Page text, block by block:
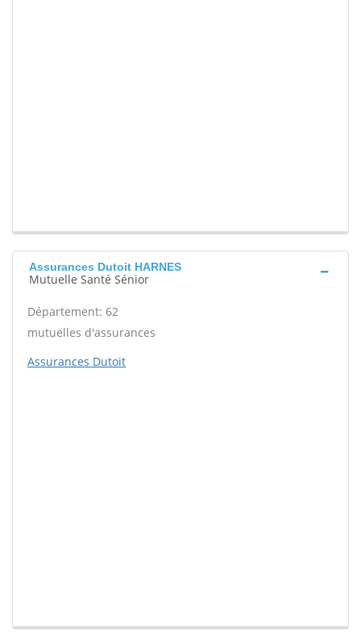
Assurances Dutoit HARNES
Mutuelle Santé Sénior
Département: 62
mutuelles d'assurances
Assurances Dutoit